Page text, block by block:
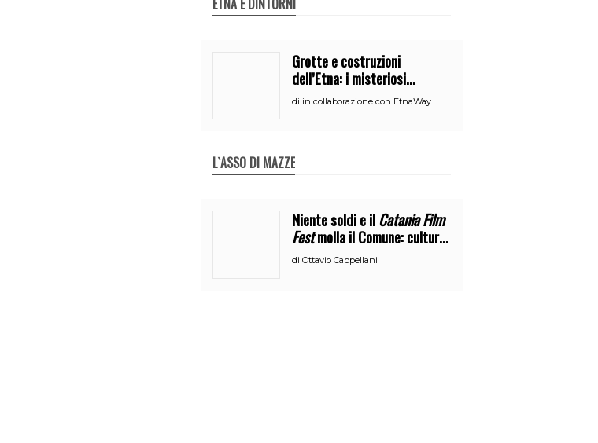
ETNA E DINTORNI
Grotte e costruzioni
dell’Etna: i misteriosi
nascondigli del vulcano
di in collaborazione con EtnaWay
L`ASSO DI MAZZE
Niente soldi e ilCatania Film
Festmolla il Comune: cultura
o broru di ciciri?
di Ottavio Cappellani